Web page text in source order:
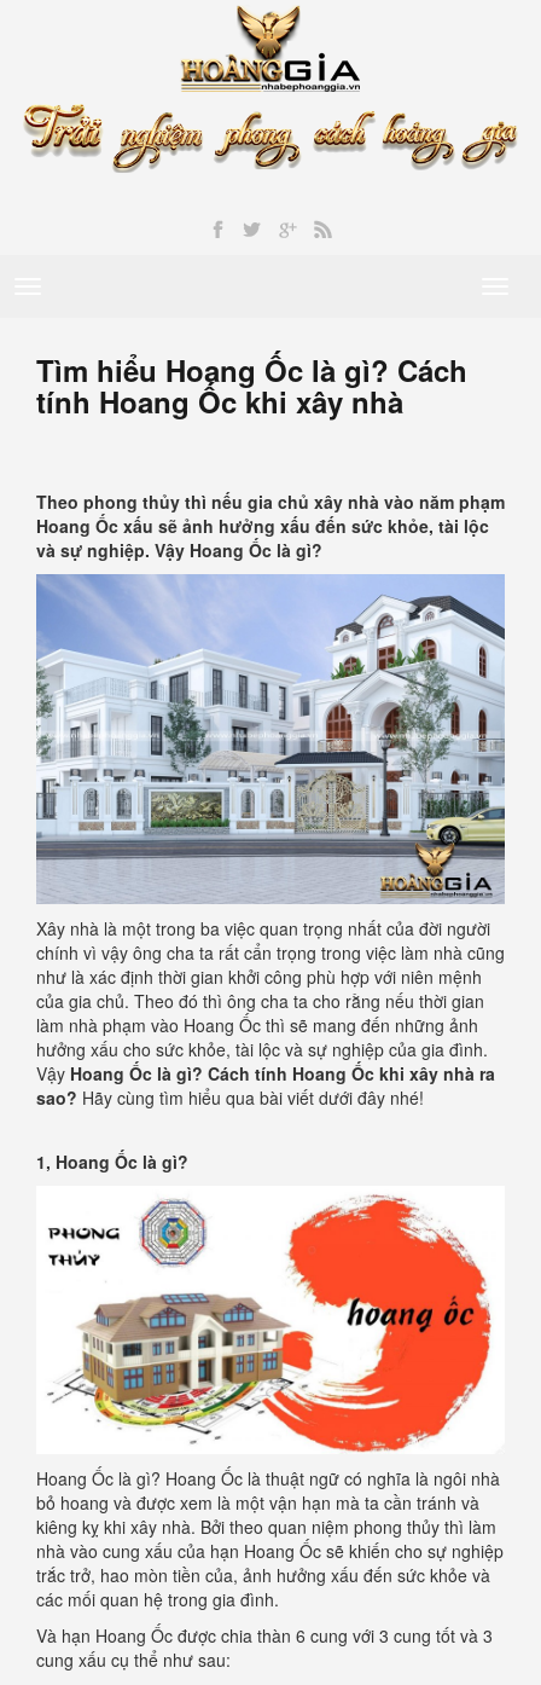
Tìm hiểu Hoang Ốc là gì? Cách
tính Hoang Ốc khi xây nhà
Theo phong thủy thì nếu gia chủ xây nhà vào năm phạm
Hoang Ốc xấu sẽ ảnh hưởng xấu đến sức khỏe, tài lộc
và sự nghiệp. Vậy Hoang Ốc là gì?
Xây nhà là một trong ba việc quan trọng nhất của đời người
chính vì vậy ông cha ta rất cẩn trọng trong việc làm nhà cũng
như là xác định thời gian khởi công phù hợp với niên mệnh
của gia chủ. Theo đó thì ông cha ta cho rằng nếu thời gian
làm nhà phạm vào Hoang Ốc thì sẽ mang đến những ảnh
hưởng xấu cho sức khỏe, tài lộc và sự nghiệp của gia đình.
Vậy Hoang Ốc là gì? Cách tính Hoang Ốc khi xây nhà ra
sao? Hãy cùng tìm hiểu qua bài viết dưới đây nhé!
1, Hoang Ốc là gì?
Hoang Ốc là gì? Hoang Ốc là thuật ngữ có nghĩa là ngôi nhà
bỏ hoang và được xem là một vận hạn mà ta cần tránh và
kiêng kỵ khi xây nhà. Bởi theo quan niệm phong thủy thì làm
nhà vào cung xấu của hạn Hoang Ốc sẽ khiến cho sự nghiệp
trắc trở, hao mòn tiền của, ảnh hưởng xấu đến sức khỏe và
các mối quan hệ trong gia đình.
Và hạn Hoang Ốc được chia thàn 6 cung với 3 cung tốt và 3
cung xấu cụ thể như sau: